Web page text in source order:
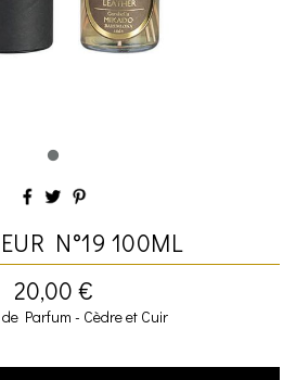
N°19 100ML
20,00 €
Parfum - Cèdre et Cuir